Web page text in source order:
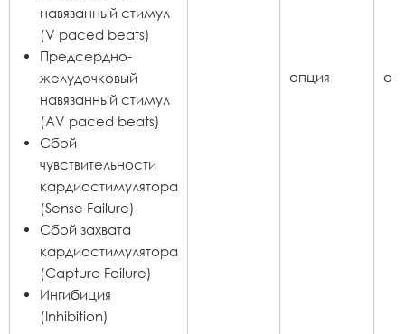
навязанный стимул
(V paced beats)
Предсердно-
желудочковый
навязанный стимул
(AV paced beats)
Сбой
чувствительности
кардиостимулятора
(Sense Failure)
Сбой захвата
кардиостимулятора
(Capture Failure)
Ингибиция
(Inhibition)
опция